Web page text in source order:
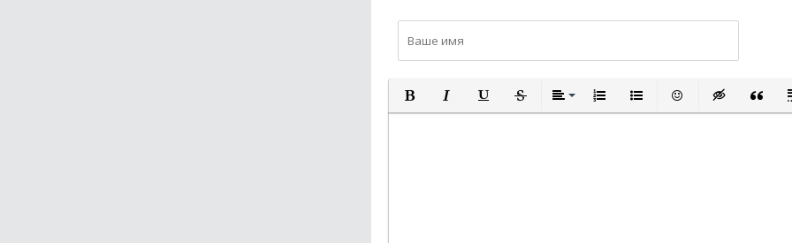
ПОЛУЖИРНЫЙ
КУРСИВПОДЧЕРКНУТЫЙ
ЗАЧЕРКНУТЫЙВЫРАВНИВАНИЕ
НУМЕРОВАННЫЙ СПИСОК
МАРКИРОВАННЫЙ
ВСТАВИТЬВСТАВКА